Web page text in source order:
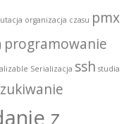
organizacja czasu pmx
programowanie
Serializacja ssh studia
z